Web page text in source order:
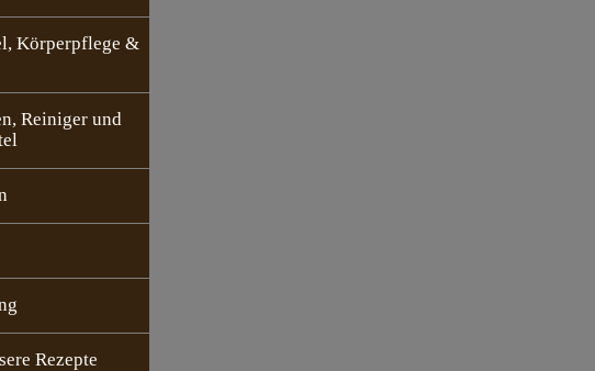
Körperpflege &
Reiniger und
Rezepte